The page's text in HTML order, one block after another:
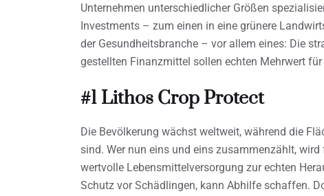
Unternehmen unterschiedlicher Größen
Investments – zum einen in eine grünere
der Gesundheitsbranche – vor allem eines: Die
gestellten Finanzmittel sollen echten Mehrwert
#1 Lithos Crop Protect
Die Bevölkerung wächst weltweit, während die
sind. Wer nun eins und eins zusammenzählt,
wertvolle Lebensmittelversorgung zur echten
Schutz vor Schädlingen, kann Abhilfe schaffen.